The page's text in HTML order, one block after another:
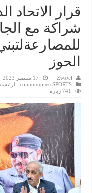
قرار الاتحاد
شراكة مع
الحوز
Zwawi
17 سبتمبر 2023
communpressSPORTS
741 زيارة